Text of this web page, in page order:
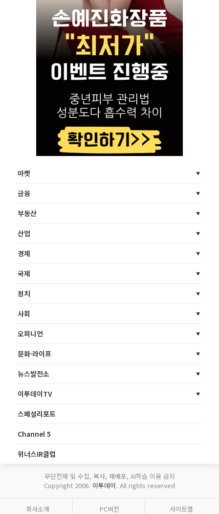
마켓
금융
부동산
산업
경제
국제
정치
사회
오피니언
문화·라이프
뉴스발전소
이투데이TV
스페셜리포트
Channel 5
위너스IR클럽
무단전재 및 수집, 복사, 재배포, AI학습 이용 금지
Copyright 2006. 이투데이. All rights reserved
회사소개 PC버전 사이트맵